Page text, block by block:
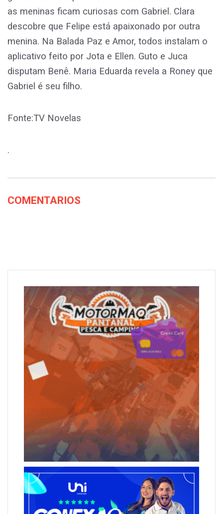
as meninas ficam curiosas com Gabriel. Clara
descobre que Felipe está apaixonado por outra
menina. Na Balada Paz e Amor, todos instalam o
aplicativo feito por Jota e Ellen. Guto e Juca
disputam Benê. Maria Eduarda revela a Roney que
Gabriel é seu filho.
Fonte:TV Novelas
.
COMENTARIOS